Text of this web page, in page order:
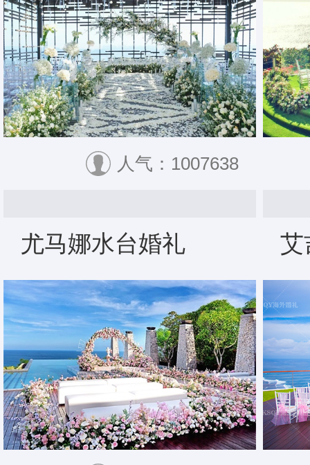
人气：1007638
尤马娜水台婚礼 艾